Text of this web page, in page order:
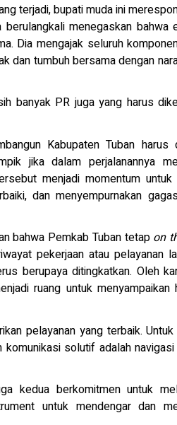
terjadi, bupati muda ini
menegaskan bahwa
Dia mengajak seluruh
dan tumbuh bersama dengan
banyak PR juga yang harus
Kabupaten Tuban harus
jika dalam perjalanannya
menjadi momentum untuk
dan menyempurnakan
bahwa Pemkab Tuban tetap on
pekerjaan atau pelayanan
berupaya ditingkatkan. Oleh
ruang untuk menyampaikan
pelayanan yang terbaik.
solutif adalah
kedua berkomitmen untuk
untuk mendengar dan